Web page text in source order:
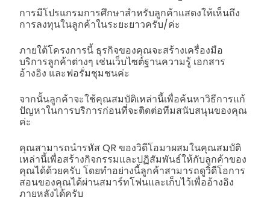
การมีโปรแกรมการศึกษาสำหรับลูกค้าแสดงให้เห็นถึง
การลงทุนในลูกค้าในระยะยาวครับ/ค่ะ
ภายใต้โครงการนี้ ธุรกิจของคุณจะสร้างเครื่องมือ
บริการลูกค้าต่างๆ เช่นเว็บไซต์ฐานความรู้ เอกสาร
อ้างอิง และฟอรั่มชุมชนค่ะ
จากนั้นลูกค้าจะใช้คุณสมบัติเหล่านี้เพื่อค้นหาวิธีการแก้
ปัญหาในการบริการก่อนที่จะติดต่อทีมสนับสนุนของคุณ
ค่ะ
คุณสามารถนำรหัส QR ของวิดีโอมาผสมในคุณสมบัติ
เหล่านี้เพื่อสร้างกิจกรรมและปฏิสัมพันธ์ให้กับลูกค้าของ
คุณได้ด้วยครับ โดยทำอย่างนี้ลูกค้าสามารถดูวิดีโอการ
สอนของคุณได้ผ่านสมาร์ทโฟนและเก็บไว้เพื่ออ้างอิง
ภายหลังได้ครับ